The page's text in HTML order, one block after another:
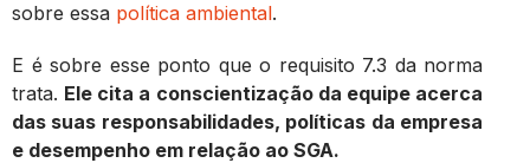
sobre essa política ambiental.
E é sobre esse ponto que o requisito 7.3 da norma
trata. Ele cita a conscientização da equipe acerca
das suas responsabilidades, políticas da empresa
e desempenho em relação ao SGA.